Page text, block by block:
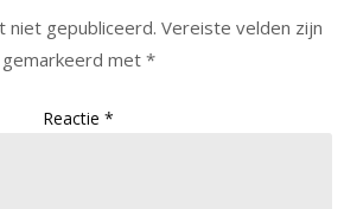
niet gepubliceerd. Vereiste velden zijn
gemarkeerd met *
Reactie *